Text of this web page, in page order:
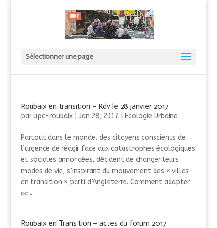
Sélectionner une page
Roubaix en transition – Rdv le 28 janvier 2017
par upc-roubaix| Jan 28, 2017 Ecologie Urbaine
Partout dans le monde, des citoyens conscients de
l’urgence de réagir face aux catastrophes écologiques
et sociales annoncées, décident de changer leurs
modes de vie, s’inspirant du mouvement des « villes
en transition » parti d’Angleterre. Comment adapter
ce...
Roubaix en Transition – actes du forum 2017